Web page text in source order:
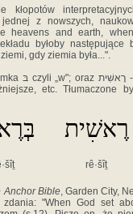
kłopotów
z nowszych,
heavens and earth,
byłoby
gdy ziemia była...".
etc. Tłumaczone
רֶאשׁׅית
rê·šîṯ
Anchor Bible, Garden City,
zdania: "When God set